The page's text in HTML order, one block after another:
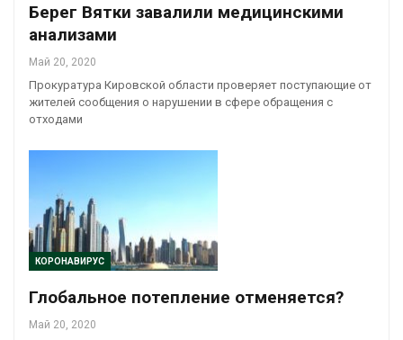
Берег Вятки завалили медицинскими
анализами
Май 20, 2020
Прокуратура Кировской области проверяет поступающие от
жителей сообщения о нарушении в сфере обращения с
отходами
КОРОНАВИРУС
Глобальное потепление отменяется?
Май 20, 2020